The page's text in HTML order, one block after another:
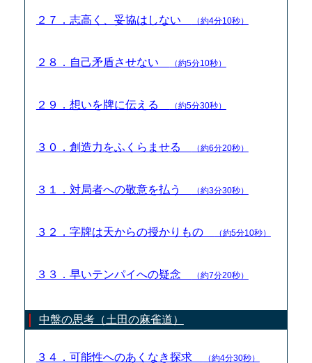
２７．志高く、妥協はしない （約4分10秒）
２８．自己矛盾させない （約5分10秒）
２９．想いを牌に伝える （約5分30秒）
３０．創造力をふくらませる （約6分20秒）
３１．対局者への敬意を払う （約3分30秒）
３２．字牌は天からの授かりもの （約5分10秒）
３３．早いテンパイへの疑念 （約7分20秒）
中盤の思考（土田の麻雀道）
３４．可能性へのあくなき探求 （約4分30秒）